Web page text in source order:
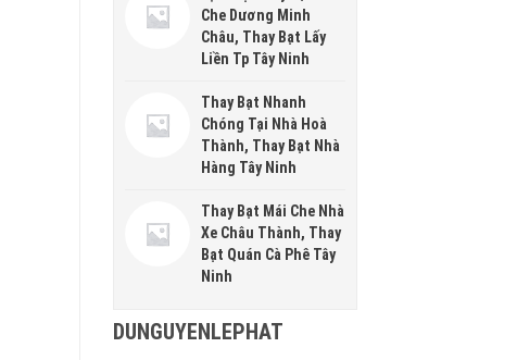
Che Dương Minh
Châu, Thay Bạt Lấy
Liền Tp Tây Ninh
Thay Bạt Nhanh
Chóng Tại Nhà Hoà
Thành, Thay Bạt Nhà
Hàng Tây Ninh
Thay Bạt Mái Che Nhà
Xe Châu Thành, Thay
Bạt Quán Cà Phê Tây
Ninh
DUNGUYENLEPHAT